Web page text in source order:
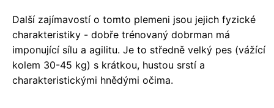
Další zajímavostí o tomto plemeni jsou jejich fyzické
charakteristiky - dobře trénovaný dobrman má
imponující sílu a agilitu. Je to středně velký pes (vážící
kolem 30-45 kg) s krátkou, hustou srstí a
charakteristickými hnědými očima.